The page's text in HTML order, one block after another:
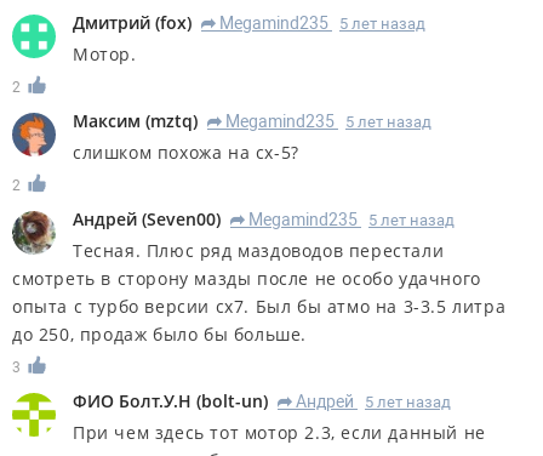
Дмитрий (fox) R Megamind235 5 лет назад
Мотор.
2
Максим (mztq) R Megamind235 5 лет назад
слишком похожа на сх-5?
2
Андрей (Seven00) R Megamind235 5 лет назад
Тесная. Плюс ряд маздоводов перестали
смотреть в сторону мазды после не особо удачного
опыта с турбо версии сх7. Был бы атмо на 3-3.5 литра
до 250, продаж было бы больше.
3
ФИО Болт.У.Н (bolt-un) R Андрей 5 лет назад
При чем здесь тот мотор 2.3, если данный не